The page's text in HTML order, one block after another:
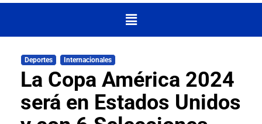
Deportes Internacionales
La Copa América 2024
será en Estados Unidos